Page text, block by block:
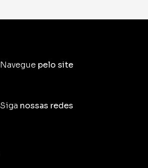
Navegue pelo site
Siga nossas redes